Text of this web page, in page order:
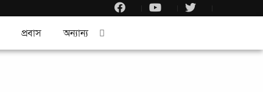
প্রবাস অন্যান্য